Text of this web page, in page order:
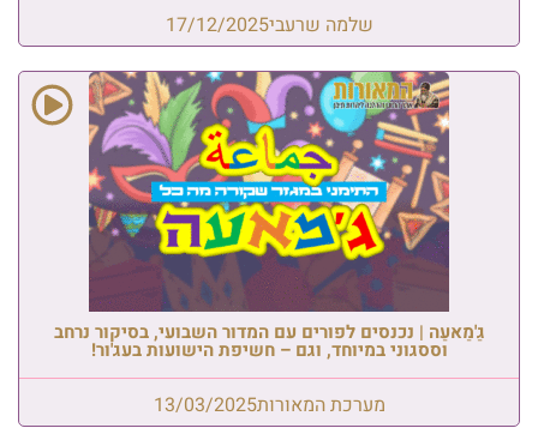
שלמה שרעבי17/12/2025
גַ'מַאעַה | נכנסים לפורים עם המדור השבועי, בסיקור נרחב
וססגוני במיוחד, וגם – חשיפת הישועות בעג'ור!
מערכת המאורות13/03/2025